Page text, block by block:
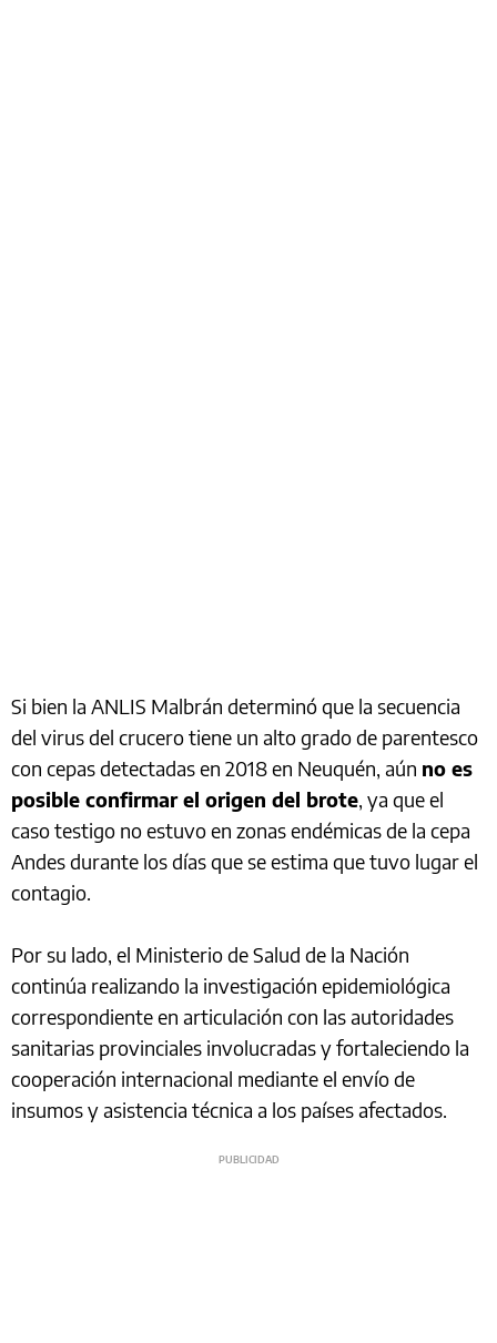
Si bien la ANLIS Malbrán determinó que la secuencia
del virus del crucero tiene un alto grado de parentesco
con cepas detectadas en 2018 en Neuquén, aún no es
posible confirmar el origen del brote, ya que el
caso testigo no estuvo en zonas endémicas de la cepa
Andes durante los días que se estima que tuvo lugar el
contagio.
Por su lado, el Ministerio de Salud de la Nación
continúa realizando la investigación epidemiológica
correspondiente en articulación con las autoridades
sanitarias provinciales involucradas y fortaleciendo la
cooperación internacional mediante el envío de
insumos y asistencia técnica a los países afectados.